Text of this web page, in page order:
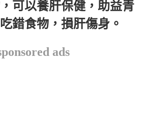
可以養肝保健，助益青
錯食物，損肝傷身。
ads